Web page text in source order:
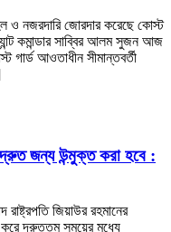
ও নজরদারি জোরদার করেছে কোস্ট
কমান্ডার সাব্বির আলম সুজন আজ
গার্ড আওতাধীন সীমান্তবর্তী
দ্রুত জন্য উন্মুক্ত করা হবে :
রাষ্ট্রপতি জিয়াউর রহমানের
করে দ্রুততম সময়ের মধ্যে